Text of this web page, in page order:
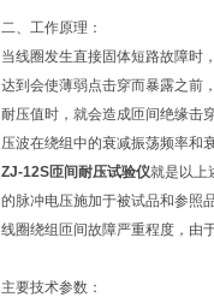
二、工作原理：
当线圈发生直接固体短路故障时
达到会使薄弱点击穿而暴露之前
耐压值时，就会造成匝间绝缘击
压波在绕组中的衰减振荡频率和
ZJ-12S匝间耐压试验仪就是以上
的脉冲电压施加于被试品和参照
线圈绕组匝间故障严重程度，由
主要技术参数：